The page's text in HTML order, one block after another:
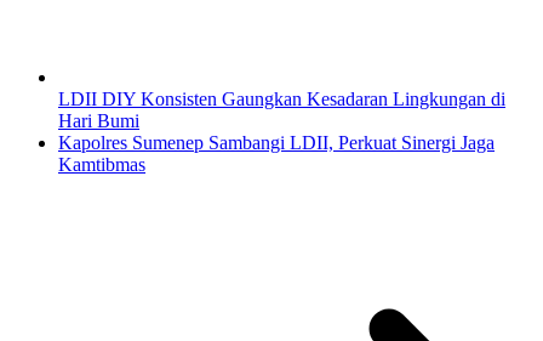
LDII DIY Konsisten Gaungkan Kesadaran Lingkungan di
Hari Bumi
Kapolres Sumenep Sambangi LDII, Perkuat Sinergi Jaga
Kamtibmas